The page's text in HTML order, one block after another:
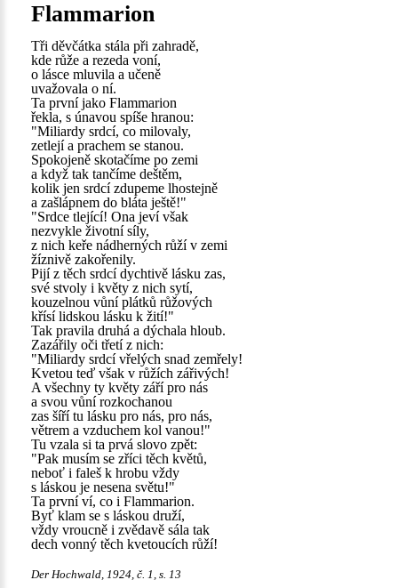
Flammarion
Tři děvčátka stála při zahradě,
kde růže a rezeda voní,
o lásce mluvila a učeně
uvažovala o ní.
Ta první jako Flammarion
řekla, s únavou spíše hranou:
"Miliardy srdcí, co milovaly,
zetlejí a prachem se stanou.
Spokojeně skotačíme po zemi
a když tak tančíme deštěm,
kolik jen srdcí zdupeme lhostejně
a zašlápnem do bláta ještě!"
"Srdce tlející! Ona jeví však
nezvykle životní síly,
z nich keře nádherných růží v zemi
žíznivě zakořenily.
Pijí z těch srdcí dychtivě lásku zas,
své stvoly i květy z nich sytí,
kouzelnou vůní plátků růžových
křísí lidskou lásku k žití!"
Tak pravila druhá a dýchala hloub.
Zazářily oči třetí z nich:
"Miliardy srdcí vřelých snad zemřely!
Kvetou teď však v růžích zářivých!
A všechny ty květy září pro nás
a svou vůní rozkochanou
zas šíří tu lásku pro nás, pro nás,
větrem a vzduchem kol vanou!"
Tu vzala si ta prvá slovo zpět:
"Pak musím se zříci těch květů,
neboť i faleš k hrobu vždy
s láskou je nesena světu!"
Ta první ví, co i Flammarion.
Byť klam se s láskou druží,
vždy vroucně i zvědavě sála tak
dech vonný těch kvetoucích růží!
Der Hochwald, 1924, č. 1, s. 13